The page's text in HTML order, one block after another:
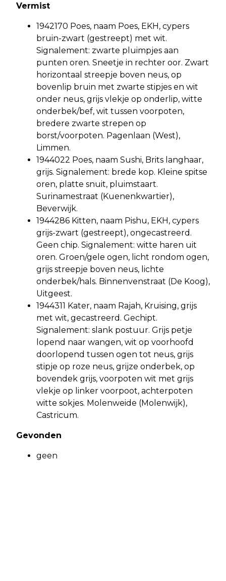
Vermist
1942170 Poes, naam Poes, EKH, cypers
bruin-zwart (gestreept) met wit.
Signalement: zwarte pluimpjes aan
punten oren. Sneetje in rechter oor. Zwart
horizontaal streepje boven neus, op
bovenlip bruin met zwarte stipjes en wit
onder neus, grijs vlekje op onderlip, witte
onderbek/bef, wit tussen voorpoten,
bredere zwarte strepen op
borst/voorpoten. Pagenlaan (West),
Limmen.
1944022 Poes, naam Sushi, Brits langhaar,
grijs. Signalement: brede kop. Kleine spitse
oren, platte snuit, pluimstaart.
Surinamestraat (Kuenenkwartier),
Beverwijk.
1944286 Kitten, naam Pishu, EKH, cypers
grijs-zwart (gestreept), ongecastreerd.
Geen chip. Signalement: witte haren uit
oren. Groen/gele ogen, licht rondom ogen,
grijs streepje boven neus, lichte
onderbek/hals. Binnenvenstraat (De Koog),
Uitgeest.
1944311 Kater, naam Rajah, Kruising, grijs
met wit, gecastreerd. Gechipt.
Signalement: slank postuur. Grijs petje
lopend naar wangen, wit op voorhoofd
doorlopend tussen ogen tot neus, grijs
stipje op roze neus, grijze onderbek, op
bovendek grijs, voorpoten wit met grijs
vlekje op linker voorpoot, achterpoten
witte sokjes. Molenweide (Molenwijk),
Castricum.
Gevonden
geen